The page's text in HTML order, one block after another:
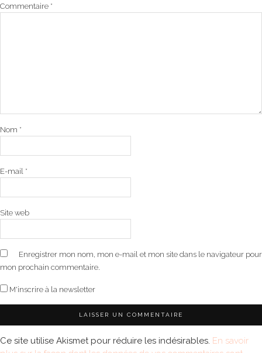
Commentaire *
Nom *
E-mail *
Site web
Enregistrer mon nom, mon e-mail et mon site dans le navigateur pour
mon prochain commentaire.
M'inscrire à la newsletter
Ce site utilise Akismet pour réduire les indésirables. En savoir